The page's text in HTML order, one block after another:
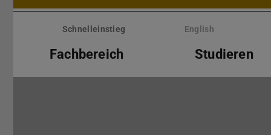
Menü
überspringenSchnelleinstieg English
Fachbereich Studieren